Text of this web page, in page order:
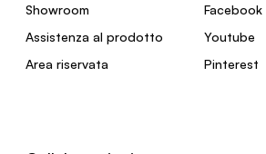
Showroom
Assistenza al prodotto
Area riservata
Facebook
Youtube
Pinterest